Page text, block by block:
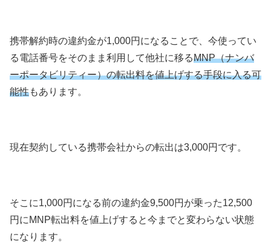
携帯解約時の違約金が1,000円になることで、今使ってい
る電話番号をそのまま利用して他社に移るMNP（ナンバ
ーポータビリティー）の転出料を値上げする手段に入る可
能性もあります。
現在契約している携帯会社からの転出は3,000円です。
そこに1,000円になる前の違約金9,500円が乗った12,500
円にMNP転出料を値上げすると今までと変わらない状態
になります。